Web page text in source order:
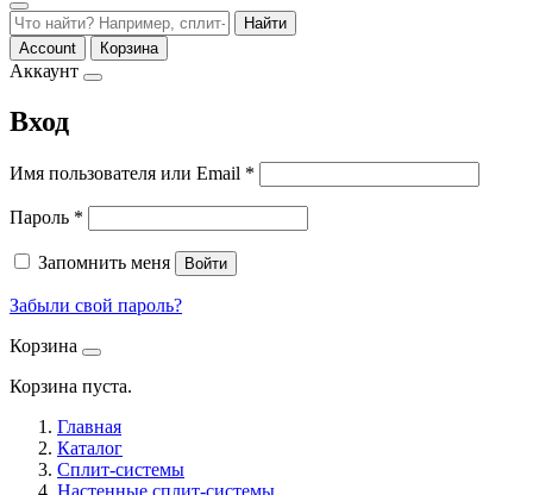
Найти
Account
Корзина
Аккаунт
Вход
Имя пользователя или Email *
Пароль *
Запомнить меня Войти
Забыли свой пароль?
Корзина
Корзина пуста.
Главная
Каталог
Сплит-системы
Настенные сплит-системы